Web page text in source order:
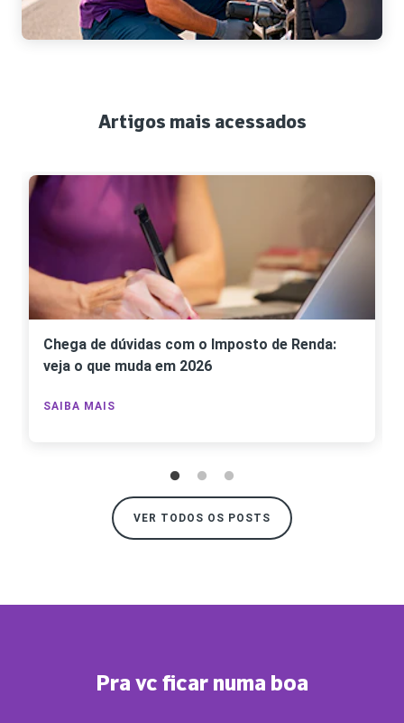
Artigos mais acessados
Chega de dúvidas com o Imposto de Renda:
veja o que muda em 2026
SAIBA MAIS
VER TODOS OS POSTS
Pra vc ficar numa boa